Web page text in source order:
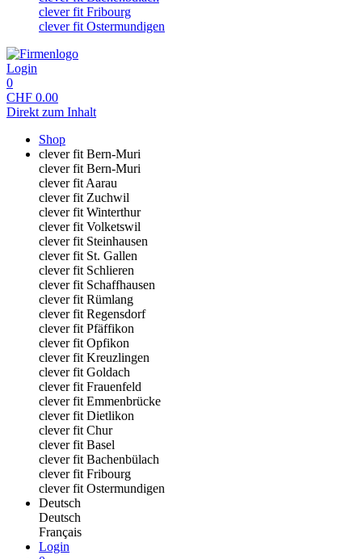
clever fit Fribourg
clever fit Ostermundigen
Login
0
CHF 0.00
Direkt zum Inhalt
Shop
clever fit Bern-Muri
clever fit Bern-Muri
clever fit Aarau
clever fit Zuchwil
clever fit Winterthur
clever fit Volketswil
clever fit Steinhausen
clever fit St. Gallen
clever fit Schlieren
clever fit Schaffhausen
clever fit Rümlang
clever fit Regensdorf
clever fit Pfäffikon
clever fit Opfikon
clever fit Kreuzlingen
clever fit Goldach
clever fit Frauenfeld
clever fit Emmenbrücke
clever fit Dietlikon
clever fit Chur
clever fit Basel
clever fit Bachenbülach
clever fit Fribourg
clever fit Ostermundigen
Deutsch
Deutsch
Français
Login